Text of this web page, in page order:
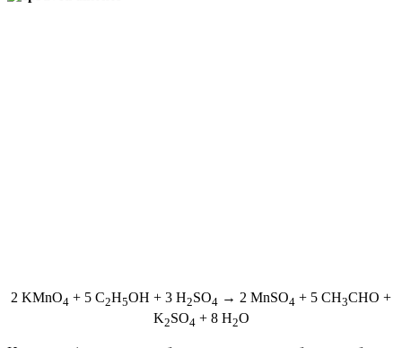
2 KMnO4 + 5 C2H5OH + 3 H2SO4 → 2 MnSO4 + 5 CH3CHO +
K2SO4 + 8 H2O